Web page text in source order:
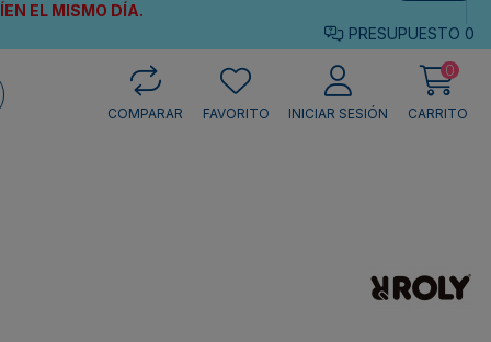
EL MISMO DÍA.
PRESUPUESTO 0
COMPARAR
FAVORITO INICIAR SESIÓN
0
CARRITO